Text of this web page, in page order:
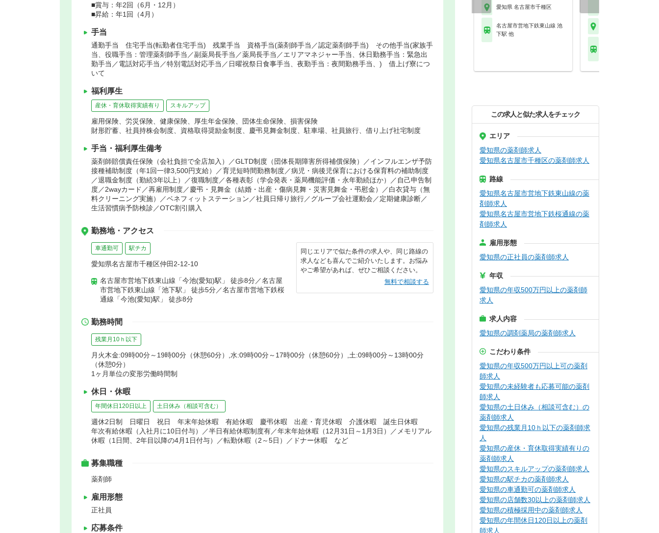
■賞与：年2回（6月・12月）
■昇給：年1回（4月）
手当
通勤手当 住宅手当(転勤者住宅手当) 残業手当 資格手当(薬剤師手当／認定薬剤師手当) その他手当(家族手
当、役職手当：管理薬剤師手当／副薬局長手当／薬局長手当／エリアマネジャー手当、休日勤務手当：緊急出
勤手当／電話対応手当／特別電話対応手当／日曜祝祭日食事手当、夜勤手当：夜間勤務手当、) 借上げ寮につ
いて
福利厚生
産休・育休取得実績有り スキルアップ
雇用保険、労災保険、健康保険、厚生年金保険、団体生命保険、損害保険
財形貯蓄、社員持株会制度、資格取得奨励金制度、慶弔見舞金制度、駐車場、社員旅行、借り上げ社宅制度
手当・福利厚生備考
薬剤師賠償責任保険（会社負担で全店加入）／GLTD制度（団体長期障害所得補償保険）／インフルエンザ予防
接種補助制度（年1回一律3,500円支給）／育児短時間勤務制度／病児・病後児保育における保育料の補助制度
／退職金制度（勤続3年以上）／復職制度／各種表彰（学会発表・薬局機能評価・永年勤続ほか）／自己申告制
度／2wayカード／再雇用制度／慶弔・見舞金（結婚・出産・傷病見舞・災害見舞金・弔慰金）／白衣貸与（無
料クリーニング実施）／ベネフィットステーション／社員日帰り旅行／グループ会社運動会／定期健康診断／
生活習慣病予防検診／OTC割引購入
勤務地・アクセス
車通勤可 駅チカ
愛知県名古屋市千種区仲田2-12-10
名古屋市営地下鉄東山線「今池(愛知)駅」 徒歩8分／名古屋
市営地下鉄東山線「池下駅」 徒歩5分／名古屋市営地下鉄桜
通線「今池(愛知)駅」 徒歩8分
同じエリアで似た条件の求人や、同じ路線の
求人なども喜んでご紹介いたします。お悩み
やご希望があれば、ぜひご相談ください。
無料で相談する
勤務時間
残業月10ｈ以下
月火木金:09時00分～19時00分（休憩60分）,水:09時00分～17時00分（休憩60分）,土:09時00分～13時00分
（休憩0分）
1ヶ月単位の変形労働時間制
休日・休暇
年間休日120日以上 土日休み（相談可含む）
週休2日制 日曜日 祝日 年末年始休暇 有給休暇 慶弔休暇 出産・育児休暇 介護休暇 誕生日休暇
年次有給休暇（入社月に10日付与）／半日有給休暇制度有／年末年始休暇（12月31日～1月3日）／メモリアル
休暇（1日間、2年目以降の4月1日付与）／転勤休暇（2～5日）／ドナー休暇 など
募集職種
薬剤師
雇用形態
正社員
応募条件
愛知県 名古屋市千種区
名古屋市営地下鉄東山線 池
下駅 他
この求人と似た求人をチェック
エリア
愛知県の薬剤師求人
愛知県名古屋市千種区の薬剤師求人
路線
愛知県名古屋市営地下鉄東山線の薬
剤師求人
愛知県名古屋市営地下鉄桜通線の薬
剤師求人
雇用形態
愛知県の正社員の薬剤師求人
年収
愛知県の年収500万円以上の薬剤師
求人
求人内容
愛知県の調剤薬局の薬剤師求人
こだわり条件
愛知県の年収500万円以上可の薬剤
師求人
愛知県の未経験者も応募可能の薬剤
師求人
愛知県の土日休み（相談可含む）の
薬剤師求人
愛知県の残業月10ｈ以下の薬剤師求
人
愛知県の産休・育休取得実績有りの
薬剤師求人
愛知県のスキルアップの薬剤師求人
愛知県の駅チカの薬剤師求人
愛知県の車通勤可の薬剤師求人
愛知県の店舗数30以上の薬剤師求人
愛知県の積極採用中の薬剤師求人
愛知県の年間休日120日以上の薬剤
師求人